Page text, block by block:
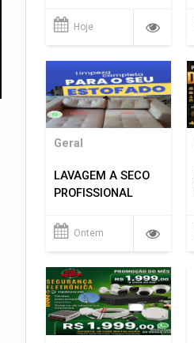
Hoje
Geral
LAVAGEM A SECO
PROFISSIONAL
Ontem